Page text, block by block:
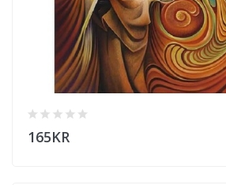
165KR